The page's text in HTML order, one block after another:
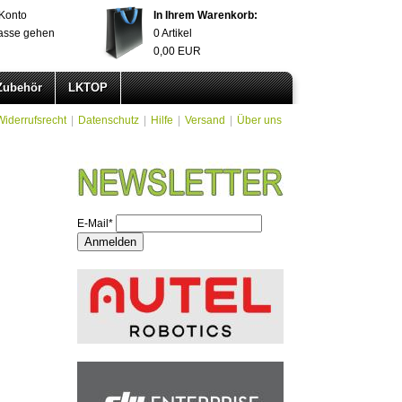
gehen
In Ihrem Warenkorb:
0Artikel
0,00 EUR
LKTOP
Datenschutz Hilfe Versand Über uns
E-Mail*
Anmelden